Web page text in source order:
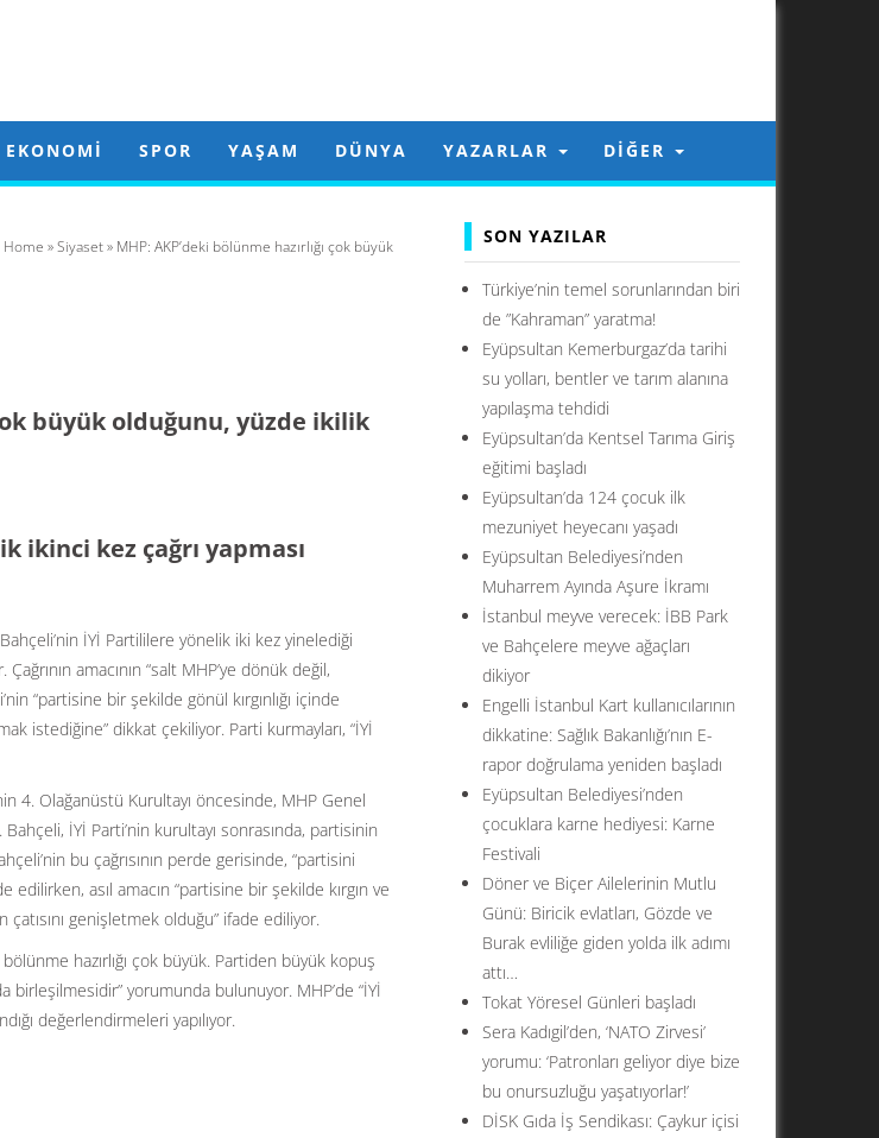
EKONOMI SPOR YAŞAM DÜNYA YAZARLAR DIĞER
Home »Siyaset» MHP: AKP’deki bölünme hazırlığı çok büyük
büyük olduğunu, yüzde ikilik
ikinci kez çağrı yapması
İYİ Partililere yönelik iki kez yinelediği
amacının “salt MHP’ye dönük değil,
“partisine bir şekilde gönül kırgınlığı içinde
istediğine” dikkat çekiliyor. Parti kurmayları, “İYİ
4. Olağanüstü Kurultayı öncesinde, MHP Genel
İYİ Parti’nin kurultayı sonrasında, partisinin
bu çağrısının perde gerisinde, “partisini
edilirken, asıl amacın “partisine bir şekilde kırgın ve
çatısını genişletmek olduğu” ifade ediliyor.
hazırlığı çok büyük. Partiden büyük kopuş
birleşilmesidir” yorumunda bulunuyor. MHP’de “İYİ
değerlendirmeleri yapılıyor.
SON YAZILAR
Türkiye’nin temel sorunlarından biri
de ”Kahraman” yaratma!
Eyüpsultan Kemerburgaz’da tarihi
su yolları, bentler ve tarım alanına
yapılaşma tehdidi
Eyüpsultan’da Kentsel Tarıma Giriş
eğitimi başladı
Eyüpsultan’da 124 çocuk ilk
mezuniyet heyecanı yaşadı
Eyüpsultan Belediyesi’nden
Muharrem Ayında Aşure İkramı
İstanbul meyve verecek: İBB Park
ve Bahçelere meyve ağaçları
dikiyor
Engelli İstanbul Kart kullanıcılarının
dikkatine: Sağlık Bakanlığı’nın E-
rapor doğrulama yeniden başladı
Eyüpsultan Belediyesi’nden
çocuklara karne hediyesi: Karne
Festivali
Döner ve Biçer Ailelerinin Mutlu
Günü: Biricik evlatları, Gözde ve
Burak evliliğe giden yolda ilk adımı
attı…
Tokat Yöresel Günleri başladı
Sera Kadıgil’den, ‘NATO Zirvesi’
yorumu: ‘Patronları geliyor diye bize
bu onursuzluğu yaşatıyorlar!’
DİSK Gıda İş Sendikası: Çaykur içisi